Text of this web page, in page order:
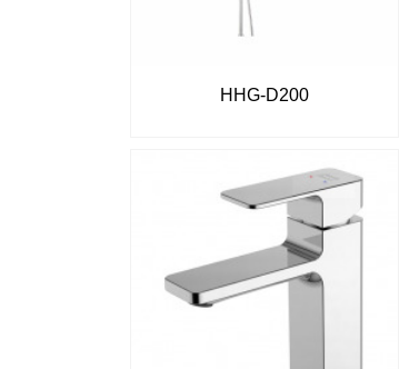
HHG-D200